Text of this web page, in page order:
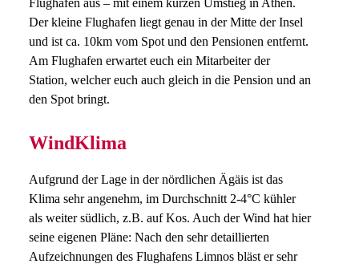
Flughäfen aus – mit einem kurzen Umstieg in Athen.
Der kleine Flughafen liegt genau in der Mitte der Insel
und ist ca. 10km vom Spot und den Pensionen entfernt.
Am Flughafen erwartet euch ein Mitarbeiter der
Station, welcher euch auch gleich in die Pension und an
den Spot bringt.
WindKlima
Aufgrund der Lage in der nördlichen Ägäis ist das
Klima sehr angenehm, im Durchschnitt 2-4°C kühler
als weiter südlich, z.B. auf Kos. Auch der Wind hat hier
seine eigenen Pläne: Nach den sehr detaillierten
Aufzeichnungen des Flughafens Limnos bläst er sehr